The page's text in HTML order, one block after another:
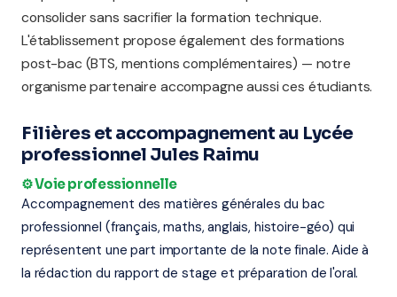
consolider sans sacrifier la formation technique.
L'établissement propose également des formations
post-bac (BTS, mentions complémentaires) — notre
organisme partenaire accompagne aussi ces étudiants.
Filières et accompagnement au Lycée
professionnel Jules Raimu
⚙️ Voie professionnelle
Accompagnement des matières générales du bac
professionnel (français, maths, anglais, histoire-géo) qui
représentent une part importante de la note finale. Aide à
la rédaction du rapport de stage et préparation de l'oral.